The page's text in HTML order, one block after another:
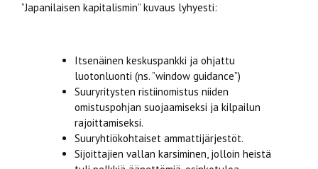
”Japanilaisen kapitalismin” kuvaus lyhyesti:
Itsenäinen keskuspankki ja ohjattu
luotonluonti (ns. ”window guidance”)
Suuryritysten ristiinomistus niiden
omistuspohjan suojaamiseksi ja kilpailun
rajoittamiseksi.
Suuryhtiökohtaiset ammattijärjestöt.
Sijoittajien vallan karsiminen, jolloin heistä